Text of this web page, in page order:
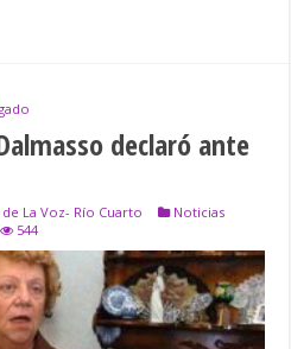
declaró ante
La Voz- Río Cuarto
Noticias
544